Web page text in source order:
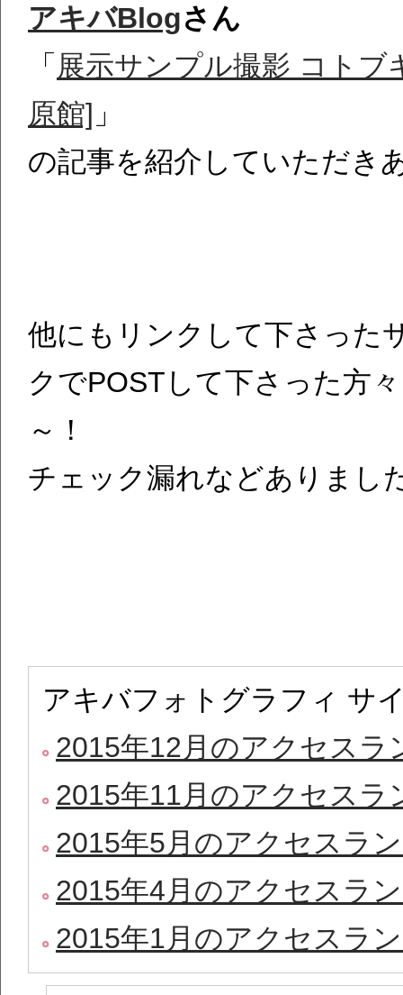
アキバBlogさん
「 展示サンプル撮影 コト
原館] 」
の記事を紹介していただき
他にもリンクして下さった
クでPOSTして下さった方
～！
チェック漏れなどありまし
アキバフォトグラフィ サ
2015年12月のアクセスラ
2015年11月のアクセスラ
2015年5月のアクセスラ
2015年4月のアクセスラ
2015年1月のアクセスラ